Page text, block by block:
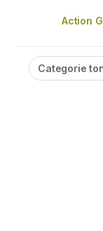
Action
Categorie